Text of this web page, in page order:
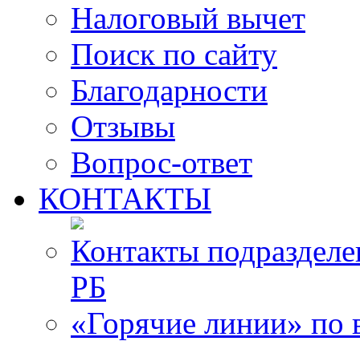
Налоговый вычет
Поиск по сайту
Благодарности
Отзывы
Вопрос-ответ
КОНТАКТЫ
Контакты
РБ
«Горячие линии» по